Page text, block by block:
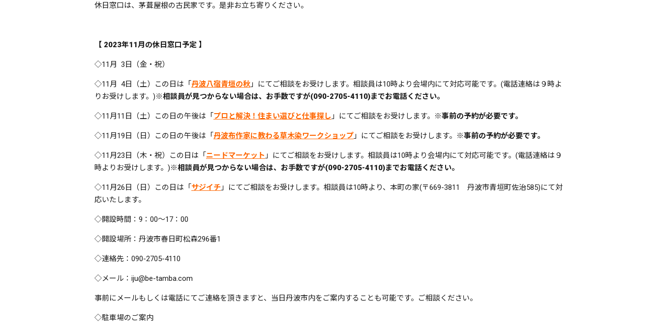
休日窓口は、茅葺屋根の古民家です。是非お立ち寄りください。
【 2023年11月の休日窓口予定 】
◇11月 3日（金・祝）
◇11月 4日（土）この日は「 丹波八宿青垣の秋 」にてご相談をお受けします。相談員は10時より会場内にて対応可能です。(電話連絡は９時よ
りお受けします。)※相談員が見つからない場合は、お手数ですが(090-2705-4110)までお電話ください。
◇11月11日（土）この日の午後は「 プロと解決！住まい選びと仕事探し 」にてご相談をお受けします。 ※事前の予約が必要です。
◇11月19日（日）この日の午後は「 丹波布作家に教わる草木染ワークショップ 」にてご相談をお受けします。 ※事前の予約が必要です。
◇11月23日（木・祝）この日は「 ニードマーケット 」にてご相談をお受けします。相談員は10時より会場内にて対応可能です。(電話連絡は９
時よりお受けします。)※相談員が見つからない場合は、お手数ですが(090-2705-4110)までお電話ください。
◇11月26日（日）この日は「 サジイチ 」にてご相談をお受けします。相談員は10時より、本町の家(〒669-3811 丹波市青垣町佐治585)にて対
応いたします。
◇開設時間：9：00～17：00
◇開設場所：丹波市春日町松森296番1
◇連絡先：090-2705-4110
◇メール：iju@be-tamba.com
事前にメールもしくは電話にてご連絡を頂きますと、当日丹波市内をご案内することも可能です。ご相談ください。
◇駐車場のご案内